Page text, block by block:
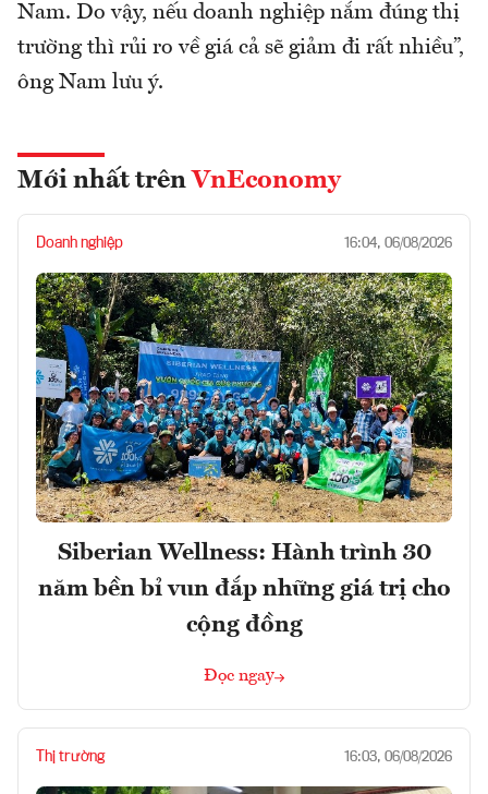
Nam. Do vậy, nếu doanh nghiệp nắm đúng thị
trường thì rủi ro về giá cả sẽ giảm đi rất nhiều”,
ông Nam lưu ý.
Mới nhất trên VnEconomy
Doanh nghiệp 16:04, 06/08/2026
Siberian Wellness: Hành trình 30
năm bền bỉ vun đắp những giá trị cho
cộng đồng
Đọc ngay
Thị trường 16:03, 06/08/2026